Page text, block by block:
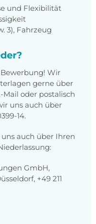
und Flexibilität
3), Fahrzeug
Wir
gerne über
oder postalisch
uns auch über
14.
auch über Ihren
GmbH,
+49 211